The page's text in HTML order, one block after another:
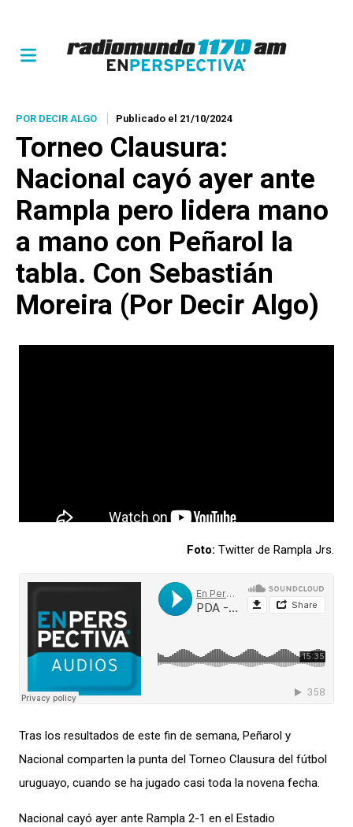
POR DECIR ALGO Publicado el 21/10/2024
Torneo Clausura:
Nacional cayó ayer ante
Rampla pero lidera mano
a mano con Peñarol la
tabla. Con Sebastián
Moreira (Por Decir Algo)
Foto: Twitter de Rampla Jrs.
Tras los resultados de este fin de semana, Peñarol y
Nacional comparten la punta del Torneo Clausura del fútbol
uruguayo, cuando se ha jugado casi toda la novena fecha.
Nacional cayó ayer ante Rampla 2-1 en el Estadio